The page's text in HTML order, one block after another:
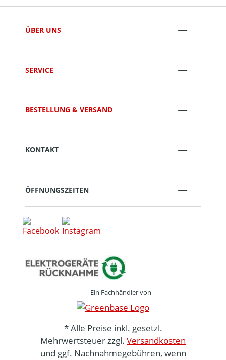
ÜBER UNS
SERVICE
BESTELLUNG & VERSAND
KONTAKT
ÖFFNUNGSZEITEN
Ein Fachhändler von
* Alle Preise inkl. gesetzl.
Mehrwertsteuer zzgl. Versandkosten
und ggf. Nachnahmegebühren, wenn